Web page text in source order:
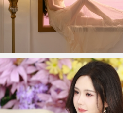
紫色的花 王楚然4K美女壁纸3840x2880